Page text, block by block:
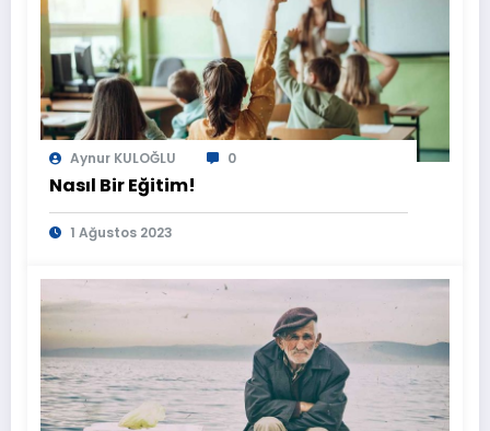
Aynur KULOĞLU 0
Nasıl Bir Eğitim!
1 Ağustos 2023